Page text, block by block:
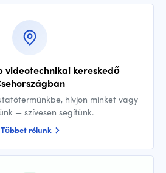
videotechnikai kereskedő
hívjon minket vagy
— szívesen segítünk.
Többet rólunk